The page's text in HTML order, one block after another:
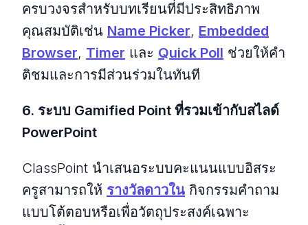
ครบวงจรสําหรับบทเรียนที่มีประสิทธิภาพ
คุณสมบัติเช่น Name Picker, Embedded
Browser, Timer และ Quick Poll ช่วยให้คํา
ติชมและการมีส่วนร่วมในทันที
6. ระบบ Gamified Point ที่รวมเข้ากับสไลด์
PowerPoint
ClassPoint นําเสนอระบบคะแนนแบบอิสระ
ครูสามารถให้ รางวัลดาวใน กิจกรรมคําถาม
แบบโต้ตอบหรือเพื่อวัตถุประสงค์เฉพาะ